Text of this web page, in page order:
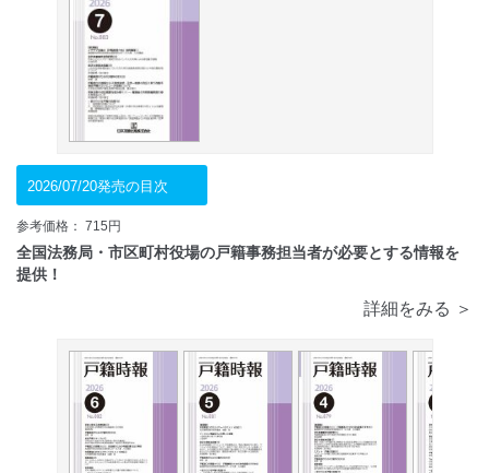
2026/07/20発売の目次
参考価格： 715円
全国法務局・市区町村役場の戸籍事務担当者が必要とする情報を
提供！
詳細をみる ＞